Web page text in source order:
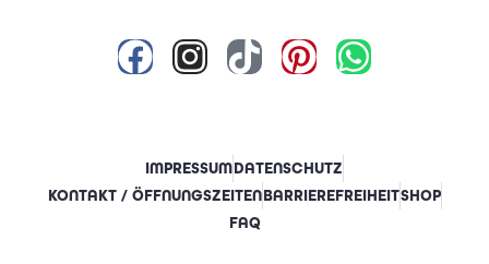
IMPRESSUMDATENSCHUTZ
KONTAKT / ÖFFNUNGSZEITENBARRIEREFREIHEITSHOP
FAQ